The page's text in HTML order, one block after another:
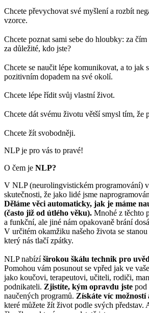
Chcete převychovat své myšlení a rozbít
vzorce.
Chcete poznat sami sebe do hloubky: za
za důležité, kdo jste?
Chcete se naučit lépe komunikovat, a to jak
pozitivním dopadem na své okolí.
Chcete lépe řídit svůj vlastní život.
Chcete dát svému životu větší smysl tím, že
Chcete žít svobodněji.
NLP je pro vás to pravé!
O čem je NLP?
V NLP (neurolingvistickém programování)
skutečnosti, že jako lidé jsme
Děláme věci automaticky, jak je máme
(často již od útlého věku). Mnohé z těchto
a funkční, ale jiné nám opakovaně brání
V určitém okamžiku našeho života se
který nás tlačí zpátky.
NLP nabízíširokou škálu technik pro
Pomohou vám posunout se vpřed jak ve
jako koučovi, terapeutovi, učiteli, rodiči,
podnikateli. Zjistíte, kým opravdu jste pod
naučených programů. Získáte víc možností
které můžete žít život podle svých představ.